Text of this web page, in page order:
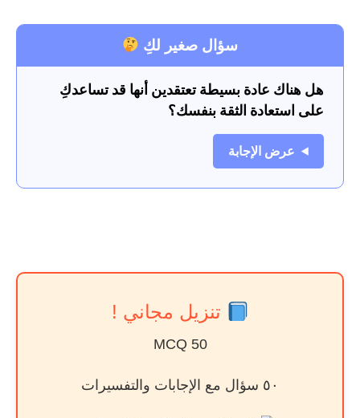
سؤال صغير لكِ
هل هناك عادة بسيطة تعتقدين أنها قد تساعدكِ
على استعادة الثقة بنفسك؟
عرض الإجابة
تنزيل مجاني !
50 MCQ
٥٠ سؤال مع الإجابات والتفسيرات